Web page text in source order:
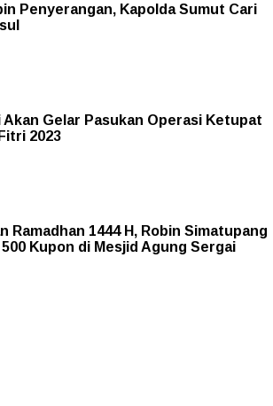
Penyerangan, Kapolda Sumut Cari
Akan Gelar Pasukan Operasi Ketupat
2023
Ramadhan 1444 H, Robin Simatupang
500 Kupon di Mesjid Agung Sergai